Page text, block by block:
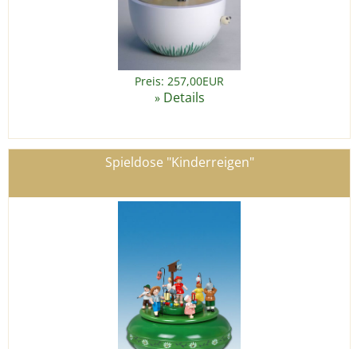
Preis: 257,00EUR
» Details
Spieldose "Kinderreigen"